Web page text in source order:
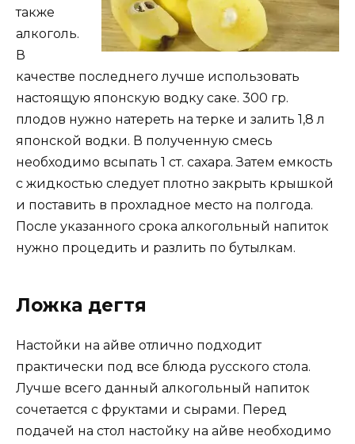
также
алкоголь.
В
качестве последнего лучше использовать
настоящую японскую водку саке. 300 гр.
плодов нужно натереть на терке и залить 1,8 л
японской водки. В полученную смесь
необходимо всыпать 1 ст. сахара. Затем емкость
с жидкостью следует плотно закрыть крышкой
и поставить в прохладное место на полгода.
После указанного срока алкогольный напиток
нужно процедить и разлить по бутылкам.
Ложка дегтя
Настойки на айве отлично подходит
практически под все блюда русского стола.
Лучше всего данный алкогольный напиток
сочетается с фруктами и сырами. Перед
подачей на стол настойку на айве необходимо